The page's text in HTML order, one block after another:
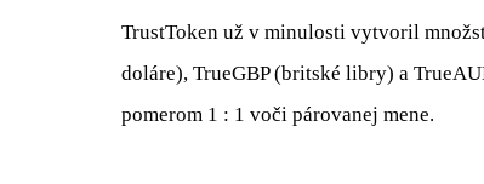
TrustToken už v minulosti vytvoril
doláre), TrueGBP (britské libry) a
pomerom 1 : 1 voči párovanej mene.